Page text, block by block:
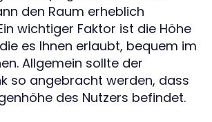
den Raum erheblich
wichtiger Faktor ist die Höhe
es Ihnen erlaubt, bequem im
Allgemein sollte der
so angebracht werden, dass
des Nutzers befindet.